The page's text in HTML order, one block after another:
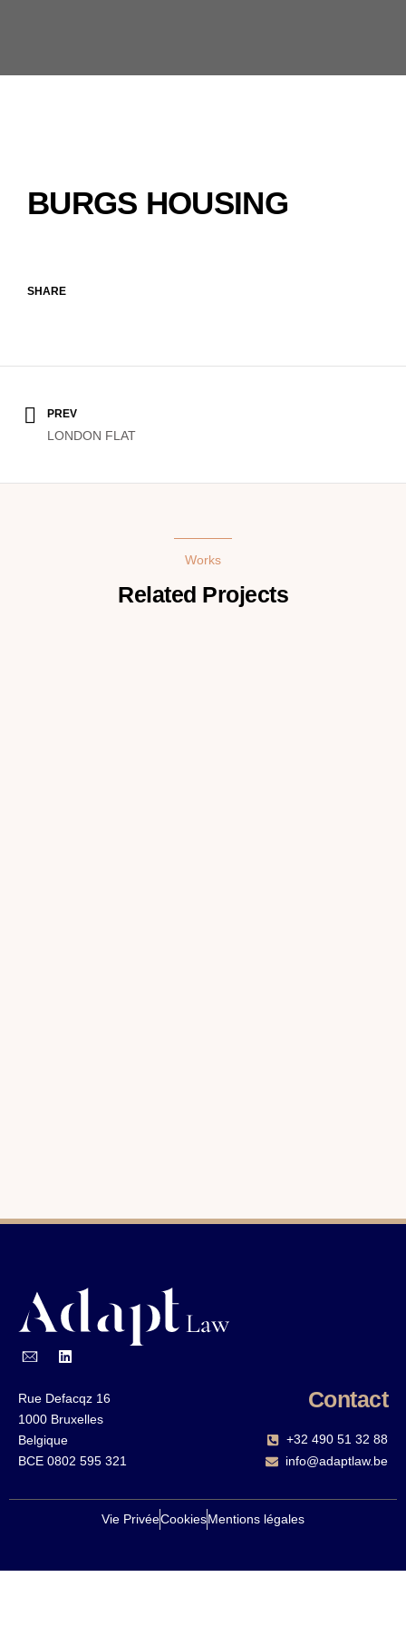
BURGS HOUSING
SHARE
PREV
LONDON FLAT
Works
Related Projects
Rue Defacqz 16
1000 Bruxelles
Belgique
BCE 0802 595 321
Contact
+32 490 51 32 88‬
info@adaptlaw.be
Vie PrivéeCookiesMentions légales